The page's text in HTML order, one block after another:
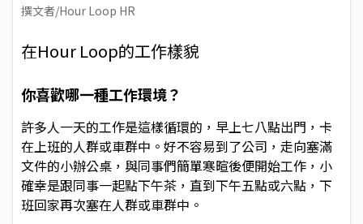
撰文者/Hour Loop HR
在Hour Loop的工作樣貌
你喜歡哪一種工作環境？
許多人一天的工作是這樣循環的，早上七八點出門，卡
在上班的人群或車群中。好不容易到了公司，走向塞滿
文件的小辦公桌，與同事們簡單寒暄後便開始工作，小
確幸是跟同事一起點下午茶，直到下午五點或六點，下
班回家再次塞在人群或車群中。